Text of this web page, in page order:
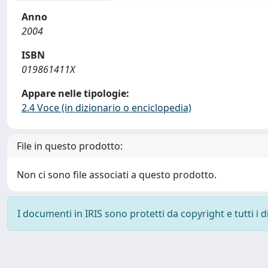
Anno
2004
ISBN
019861411X
Appare nelle tipologie:
2.4 Voce (in dizionario o enciclopedia)
File in questo prodotto:
Non ci sono file associati a questo prodotto.
I documenti in IRIS sono protetti da copyright e tutti i